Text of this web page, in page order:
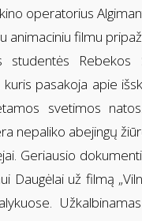
operatorius
animaciniu filmu
studentės Rebekos
kuris pasakoja apie
svetimos
nepaliko abejingų
Geriausio
už filmą